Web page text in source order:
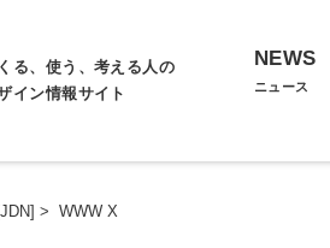
る、使う、考える人の
イン情報サイト
NEWS
ニュース
> WWW X